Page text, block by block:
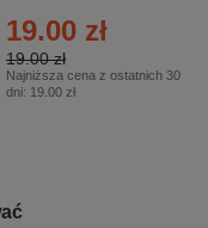
– 2/2026
19.00 zł
19.00 zł
Najniższa cena z ostatnich 30
dni: 19.00 zł